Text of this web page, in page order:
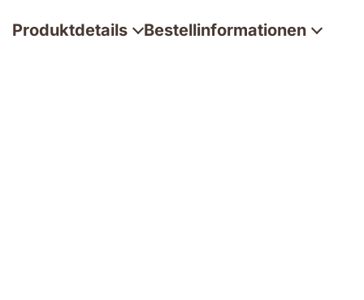
Produktdetails Bestellinformationen